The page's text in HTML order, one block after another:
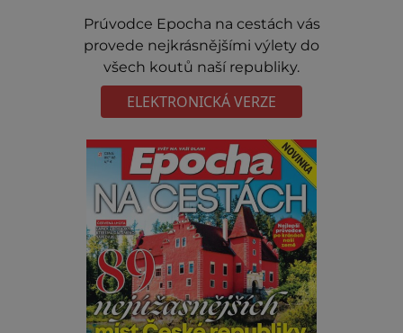
Prúvodce Epocha na cestách vás
provede nejkrásnějšími výlety do
všech koutů naší republiky.
ELEKTRONICKÁ VERZE